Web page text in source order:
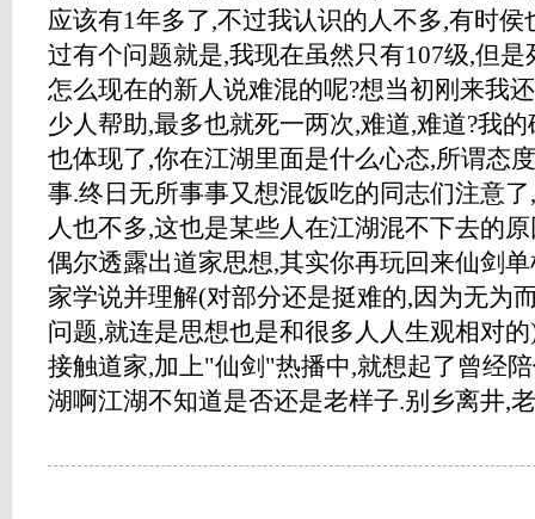
应该有1年多了,不过我认识的人不多,有时
过有个问题就是,我现在虽然只有107级,但
怎么现在的新人说难混的呢?想当初刚来我
少人帮助,最多也就死一两次,难道,难道?我
也体现了,你在江湖里面是什么心态,所谓态
事.终日无所事事又想混饭吃的同志们注意
人也不多,这也是某些人在江湖混不下去的
偶尔透露出道家思想,其实你再玩回来仙剑
家学说并理解(对部分还是挺难的,因为无为
问题,就连是思想也是和很多人人生观相对
接触道家,加上"仙剑"热播中,就想起了曾经
湖啊江湖不知道是否还是老样子.别乡离井,